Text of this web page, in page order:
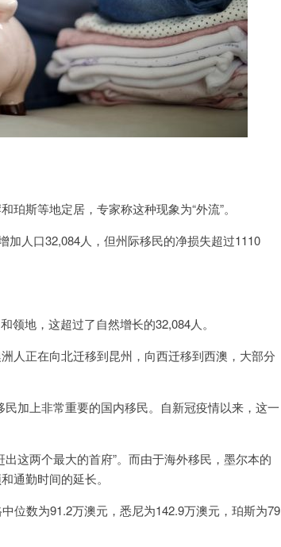
斯等地定居，专家称这种现象为“外流”。
人口32,084人，但州际移民的净损失超过1110
领地，这超过了自然增长的32,084人。
人正在向北迁移到昆州，向西迁移到西澳，大部分
加上非常重要的国内移民。自新冠疫情以来，这一
这两个最大的首府”。而由于海外移民，墨尔本的
通勤时间的延长。
位数为91.2万澳元，悉尼为142.9万澳元，珀斯为79